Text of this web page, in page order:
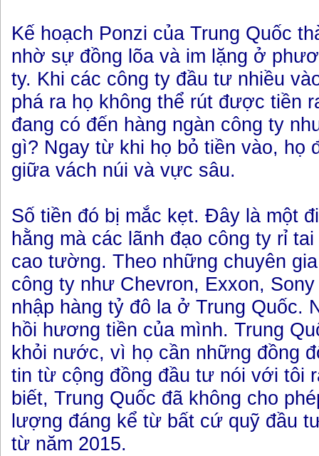
Kế hoạch Ponzi của Trung Quốc
nhờ sự đồng lõa và im lặng ở
ty. Khi các công ty đầu tư nhiều
phá ra họ không thể rút được tiền
đang có đến hàng ngàn công ty
gì? Ngay từ khi họ bỏ tiền vào, họ
giữa vách núi và vực sâu.
Số tiền đó bị mắc kẹt. Đây là một
hằng mà các lãnh đạo công ty rỉ
cao tường. Theo những chuyên
công ty như Chevron, Exxon,
nhập hàng tỷ đô la ở Trung Quốc.
hồi hương tiền của mình. Trung
khỏi nước, vì họ cần những đồng
tin từ cộng đồng đầu tư nói với tôi
biết, Trung Quốc đã không cho
lượng đáng kể từ bất cứ quỹ đầu
từ năm 2015.